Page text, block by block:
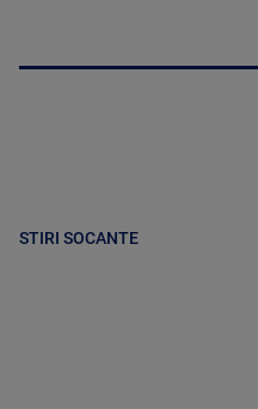
STIRI SOCANTE